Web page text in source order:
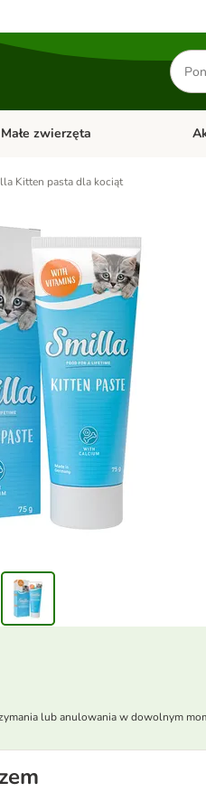
Szukaj
menu kategorii: Koty
Małe zwierzęta
Kitten pasta dla kociąt
lub anulowania w dowolnym